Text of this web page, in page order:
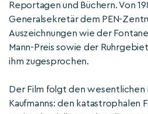
Reportagen und Büchern. Von
Generalsekretär dem PEN-
Auszeichnungen wie der
Mann-Preis sowie der
ihm zugesprochen.
Der Film folgt den wesentlichen
Kaufmanns: den katastrophalen